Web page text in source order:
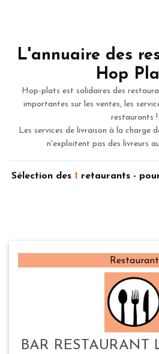
L'annuaire des
Hop
Hop-plats est solidaires des
importantes sur les ventes, les
restaurants !
Les services de livraison à la charge
n'exploitent pas des livreurs
Sélection des 1 retaurants -
Restaurant
BAR RESTAURANT